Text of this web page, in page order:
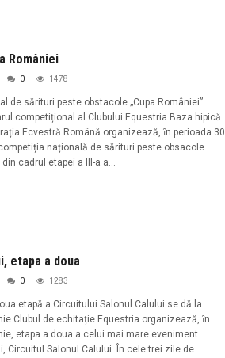
României
0 1478
de sărituri peste obstacole „Cupa României”
competițional al Clubului Equestria Baza hipică
Ecvestră Română organizează, ȋn perioada 30
națională de sărituri peste obsacole
cadrul etapei a III-a a...
etapa a doua
0 1283
etapă a Circuitului Salonul Calului se dă la
Clubul de echitație Equestria organizează, ȋn
etapa a doua a celui mai mare eveniment
Circuitul Salonul Calului. În cele trei zile de